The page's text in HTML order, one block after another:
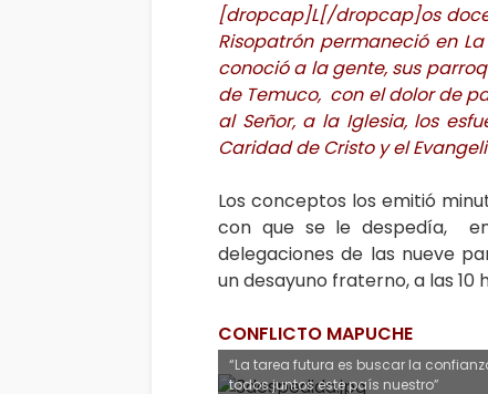
[dropcap]L[/dropcap]os
Risopatrón permaneció en
conoció a la gente, sus
de Temuco, con el dolor de
al Señor, a la Iglesia, los
Caridad de Cristo y el
Los conceptos los emitió
con que se le despedía,
delegaciones de las nueve
un desayuno fraterno, a las 10
CONFLICTO MAPUCHE
“La tarea futura es buscar la
todos juntos este país nuestro”